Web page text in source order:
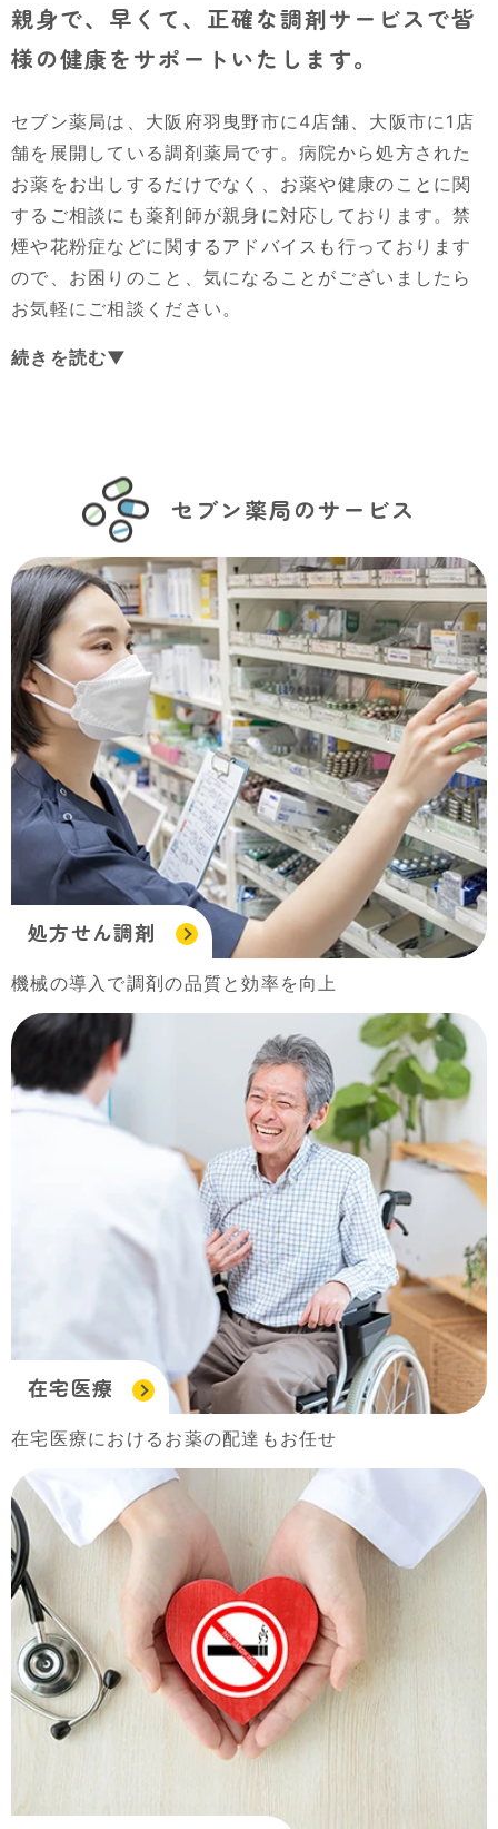
親身で、早くて、正確な調剤サービスで皆
様の健康をサポートいたします。
セブン薬局は、大阪府羽曳野市に4店舗、大阪市に1店
舗を展開している調剤薬局です。病院から処方された
お薬をお出しするだけでなく、お薬や健康のことに関
するご相談にも薬剤師が親身に対応しております。禁
煙や花粉症などに関するアドバイスも行っております
ので、お困りのこと、気になることがございましたら
お気軽にご相談ください。
続きを読む▼
セブン薬局のサービス
処方せん調剤
機械の導入で調剤の品質と効率を向上
在宅医療
在宅医療におけるお薬の配達もお任せ